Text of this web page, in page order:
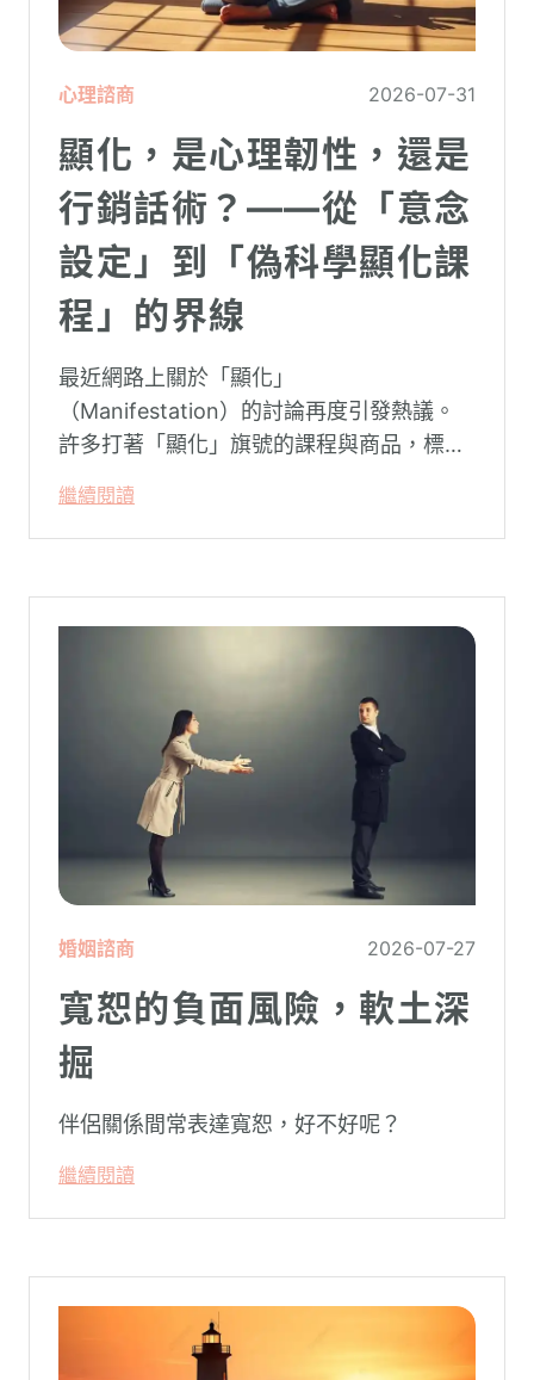
心理諮商 2026-07-31
顯化，是心理韌性，還是
行銷話術？——從「意念
設定」到「偽科學顯化課
程」的界線
最近網路上關於「顯化」
（Manifestation）的討論再度引發熱議。
許多打著「顯化」旗號的課程與商品，標榜
能吸引財富、關係與健康。這類論述聽起來
療癒，卻經常缺乏實證基礎，甚至可能對正
繼續閱讀
婚姻諮商 2026-07-27
寬恕的負面風險，軟土深
掘
伴侶關係間常表達寬恕，好不好呢？
繼續閱讀